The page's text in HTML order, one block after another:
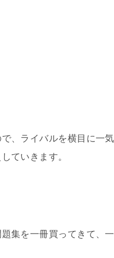
、ライバルを横目に一気
ていきます。
集を一冊買ってきて、一